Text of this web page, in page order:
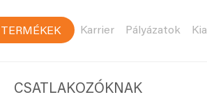
Karrier Pályázatok
CSATLAKOZÓKNAK